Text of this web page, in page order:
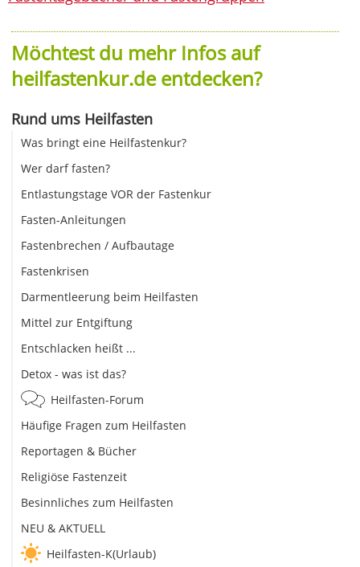
Möchtest du mehr Infos auf
heilfastenkur.de entdecken?
Rund ums Heilfasten
Was bringt eine Heilfastenkur?
Wer darf fasten?
Entlastungstage VOR der Fastenkur
Fasten-Anleitungen
Fastenbrechen / Aufbautage
Fastenkrisen
Darmentleerung beim Heilfasten
Mittel zur Entgiftung
Entschlacken heißt ...
Detox - was ist das?
Heilfasten-Forum
Häufige Fragen zum Heilfasten
Reportagen & Bücher
Religiöse Fastenzeit
Besinnliches zum Heilfasten
NEU & AKTUELL
Heilfasten-K(Urlaub)